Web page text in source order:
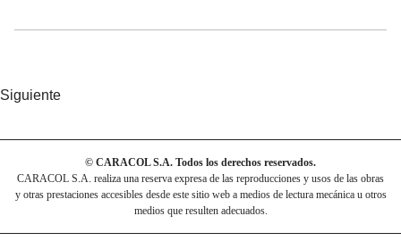
Siguiente
© CARACOL S.A. Todos los derechos reservados.
CARACOL S.A. realiza una reserva expresa de las reproducciones y usos de las obras
y otras prestaciones accesibles desde este sitio web a medios de lectura mecánica u otros
medios que resulten adecuados.